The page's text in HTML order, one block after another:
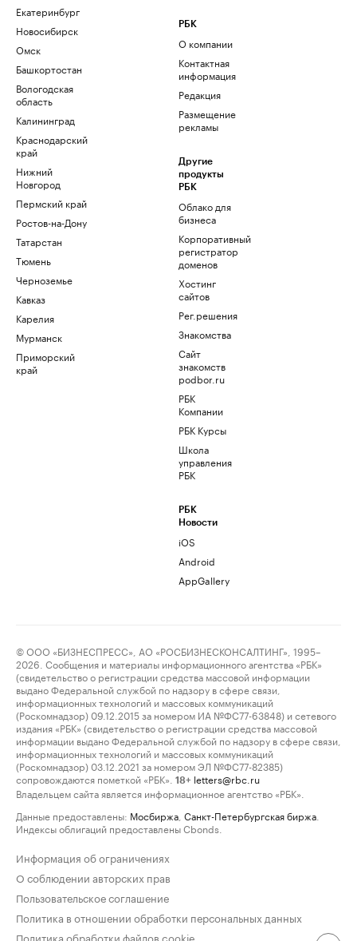
Екатеринбург
Новосибирск
Омск
Башкортостан
Вологодская
область
Калининград
Краснодарский
край
Нижний
Новгород
Пермский край
Ростов-на-Дону
Татарстан
Тюмень
Черноземье
Кавказ
Карелия
Мурманск
Приморский
край
РБК
О компании
Контактная
информация
Редакция
Размещение
рекламы
Другие
продукты
РБК
Облако для
бизнеса
Корпоративный
регистратор
доменов
Хостинг
сайтов
Рег.решения
Знакомства
Сайт
знакомств
podbor.ru
РБК
Компании
РБК Курсы
Школа
управления
РБК
РБК
Новости
iOS
Android
AppGallery
© ООО «БИЗНЕСПРЕСС», АО «РОСБИЗНЕСКОНСАЛТИНГ», 1995–
2026. Сообщения и материалы информационного агентства «РБК»
(свидетельство о регистрации средства массовой информации
выдано Федеральной службой по надзору в сфере связи,
информационных технологий и массовых коммуникаций
(Роскомнадзор) 09.12.2015 за номером ИА №ФС77-63848) и сетевого
издания «РБК» (свидетельство о регистрации средства массовой
информации выдано Федеральной службой по надзору в сфере связи,
информационных технологий и массовых коммуникаций
(Роскомнадзор) 03.12.2021 за номером ЭЛ №ФС77-82385)
сопровождаются пометкой «РБК».
18+ letters@rbc.ru
Владельцем сайта является информационное агентство «РБК».
Данные предоставлены: Мосбиржа Санкт-Петербургская биржа
Индексы облигаций предоставлены Cbonds.
Информация об ограничениях
О соблюдении авторских прав
Пользовательское соглашение
Политика в отношении обработки персональных данных
Политика обработки файлов cookie